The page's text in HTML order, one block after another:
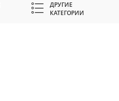
ДРУГИЕ
КАТЕГОРИИ